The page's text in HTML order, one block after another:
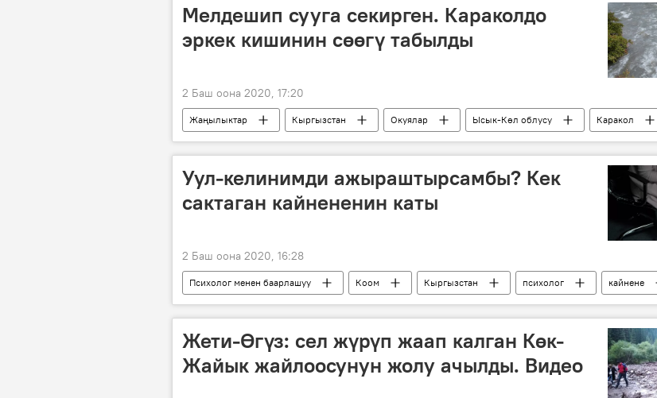
Мелдешип сууга секирген. Караколдо
эркек кишинин сөөгү табылды
2 Баш оона 2020, 17:20
Жаңылыктар Кыргызстан Окуялар Ысык-Көл облусу
Каракол
өлүм
сөөк суу ичимдик
Уул-келинимди ажыраштырсамбы? Кек
сактаган кайнененин каты
2 Баш оона 2020, 16:28
Психолог менен баарлашуу Коом Кыргызстан психолог
кайнене
келин
небере уул
Жети-Өгүз: сел жүрүп жаап калган Көк-
Жайык жайлоосунун жолу ачылды. Видео